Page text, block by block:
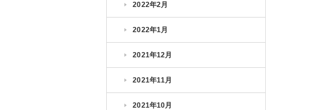
2022年2月
2022年1月
2021年12月
2021年11月
2021年10月